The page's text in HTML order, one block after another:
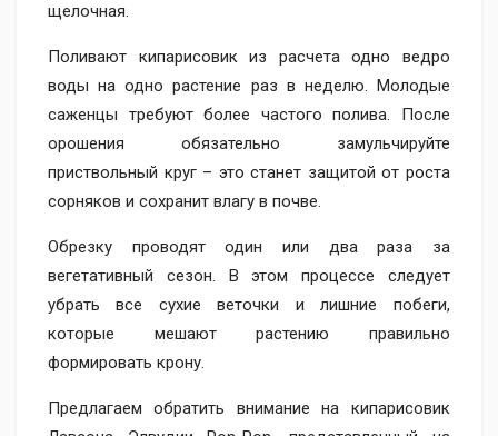
щелочная.
Поливают кипарисовик из расчета одно ведро
воды на одно растение раз в неделю. Молодые
саженцы требуют более частого полива. После
орошения обязательно замульчируйте
приствольный круг – это станет защитой от роста
сорняков и сохранит влагу в почве.
Обрезку проводят один или два раза за
вегетативный сезон. В этом процессе следует
убрать все сухие веточки и лишние побеги,
которые мешают растению правильно
формировать крону.
Предлагаем обратить внимание на кипарисовик